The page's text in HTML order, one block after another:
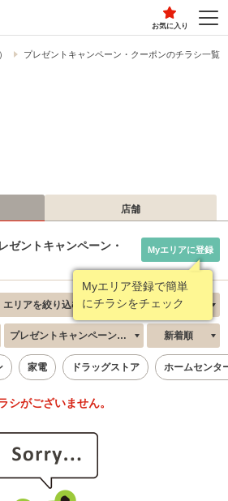
お気に入り
プレゼントキャンペーン・クーポンのチラシ一覧
店舗
ゼントキャンペーン・
Myエリア登録で簡単
にチラシをチェック
Myエリアに登録
エリアを絞り込む
プレゼントキャンペーン・クーポン 新着順
家電 ドラッグストア ホームセンタ
シがございません。